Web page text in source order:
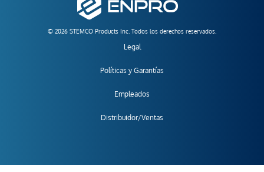
© 2026 STEMCO Products Inc. Todos los derechos reservados.
Legal
Políticas y Garantías
Empleados
Distribuidor/Ventas